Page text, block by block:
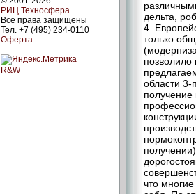
РИЦ Техносфера
Все права защищены
Тел. +7 (495) 234-0110
Оферта
R&W
дельта,
4.
только
позволило
области
получение
что